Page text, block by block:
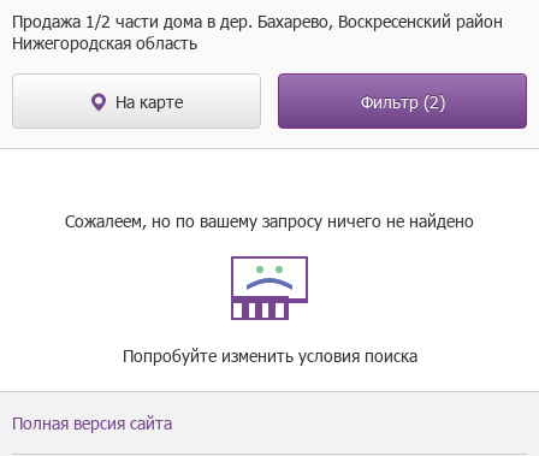
Продажа 1/2 части дома в дер. Бахарево, Воскресенский район
Нижегородская область
На карте Фильтр(2)
Сожалеем, но по вашему запросу ничего не найдено
Попробуйте изменить условия поиска
Полная версия сайта